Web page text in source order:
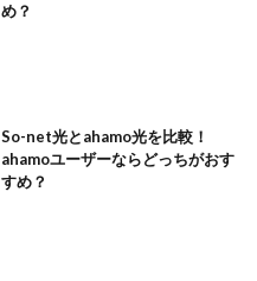
め？
So-net光とahamo光を比較！
ahamoユーザーならどっちがおす
すめ？